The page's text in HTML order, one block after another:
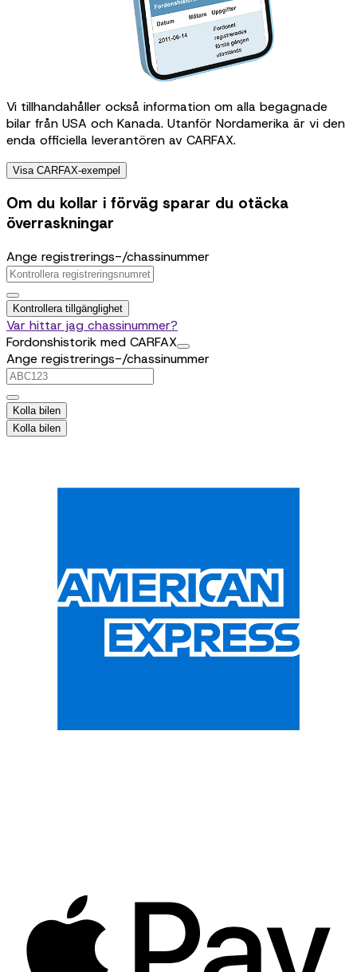
Vi tillhandahåller också information om alla begagnade
bilar från USA och Kanada. Utanför Nordamerika är vi den
enda officiella leverantören av CARFAX.
Visa CARFAX-exempel
Om du kollar i förväg sparar du otäcka
överraskningar
Ange registrerings-/chassinummer
Kontrollera tillgänglighet
Var hittar jag chassinummer?
Fordonshistorik med CARFAX
Ange registrerings-/chassinummer
Kolla bilen
Kolla bilen